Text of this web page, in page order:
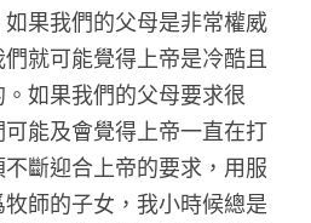
果我們的父母是非常權威
就可能覺得上帝是冷酷且
如果我們的父母要求很
能及會覺得上帝一直在打
斷迎合上帝的要求，用服
師的子女，我小時候總是